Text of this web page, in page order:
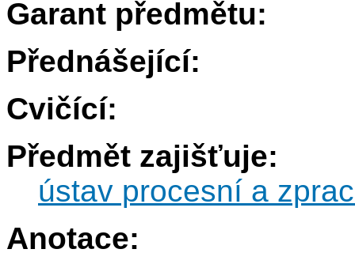
Garant předmětu:
Přednášející:
Cvičící:
Předmět zajišťuje:
ústav procesní a
Anotace: